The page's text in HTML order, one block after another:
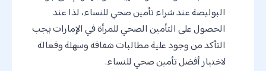
البوليصة عند شراء تأمين صحي للنساء، لذا عند
الحصول على التأمين الصحي للمرأة في الإمارات يجب
التأكد من وجود علية مطالبات شفافة وسهلة وفعالة
لاختيار أفضل تأمين صحي للنساء.